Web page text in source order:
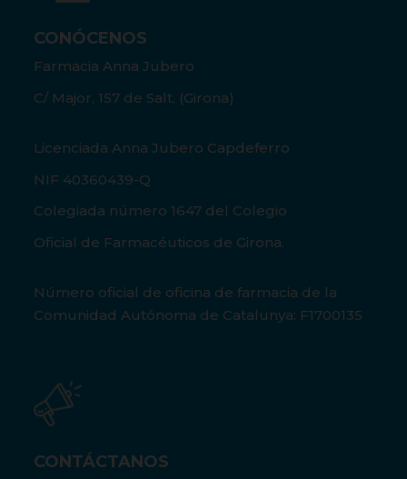
CONÓCENOS
Farmacia Anna Jubero
C/ Major, 157 de Salt, (Girona)
Licenciada Anna Jubero Capdeferro
NIF 40360439-Q
Colegiada número 1647 del Colegio
Oficial de Farmacéuticos de Girona.
Número oficial de oficina de farmacia de la
Comunidad Autónoma de Catalunya: F1700135
CONTÁCTANOS